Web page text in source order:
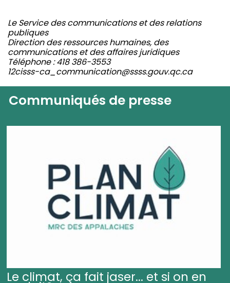
Le Service des communications et des relations
publiques
Direction des ressources humaines, des
communications et des affaires juridiques
Téléphone : 418 386-3553
12cisss-ca_communication@ssss.gouv.qc.ca
Communiqués de presse
Le climat, ça fait jaser... et si on en